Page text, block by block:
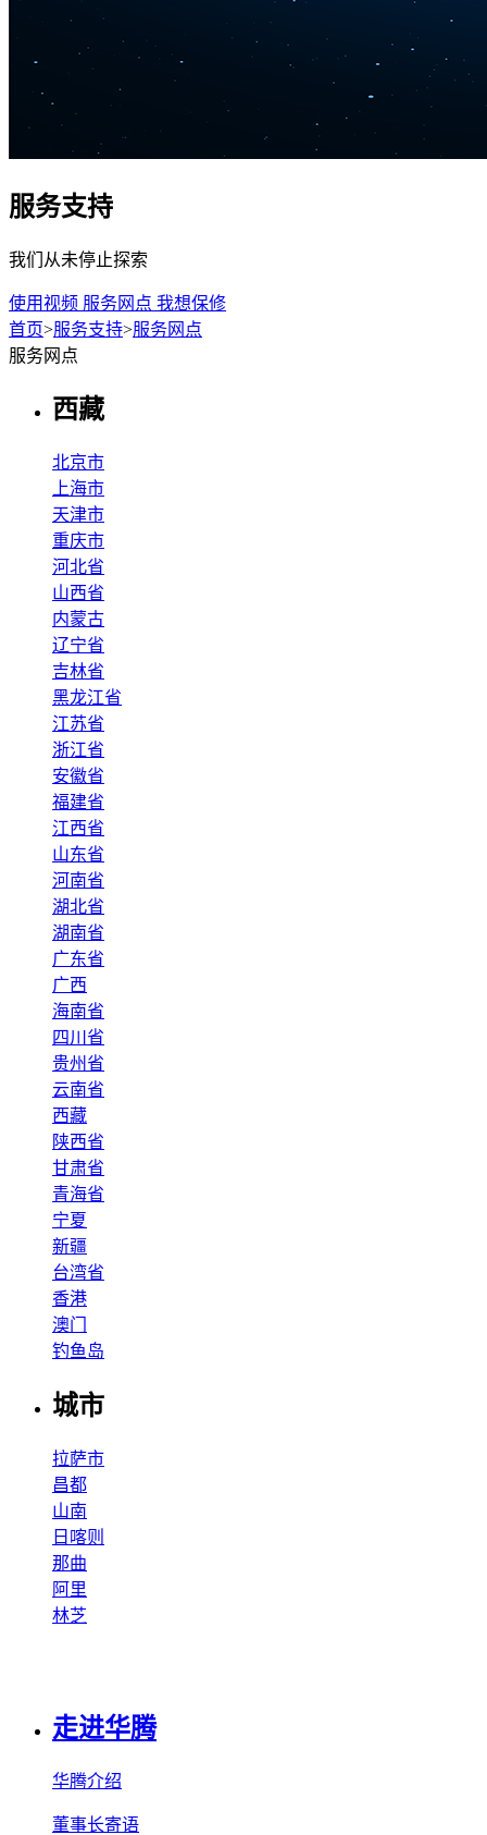
服务支持
我们从未停止探索
使用视频 服务网点 我想保修
首页>服务支持>服务网点
服务网点
西藏
北京市
上海市
天津市
重庆市
河北省
山西省
内蒙古
辽宁省
吉林省
黑龙江省
江苏省
浙江省
安徽省
福建省
江西省
山东省
河南省
湖北省
湖南省
广东省
广西
海南省
四川省
贵州省
云南省
西藏
陕西省
甘肃省
青海省
宁夏
新疆
台湾省
香港
澳门
钓鱼岛
城市
拉萨市
昌都
山南
日喀则
那曲
阿里
林芝
走进华腾
华腾介绍
董事长寄语